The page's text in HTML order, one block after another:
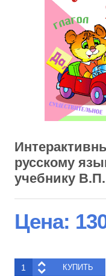
русскому
учебнику
Цена: